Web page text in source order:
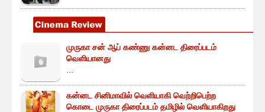
முருகா சன் ஆப் கண்ணு கன்னட திரைப்படம்
வெளியானது
...
கன்னட சினிமாவில் வெளியாகி வெற்றிபெற்ற
கொடை முருகா திரைப்படம் தமிழில் வெளியாகிறது